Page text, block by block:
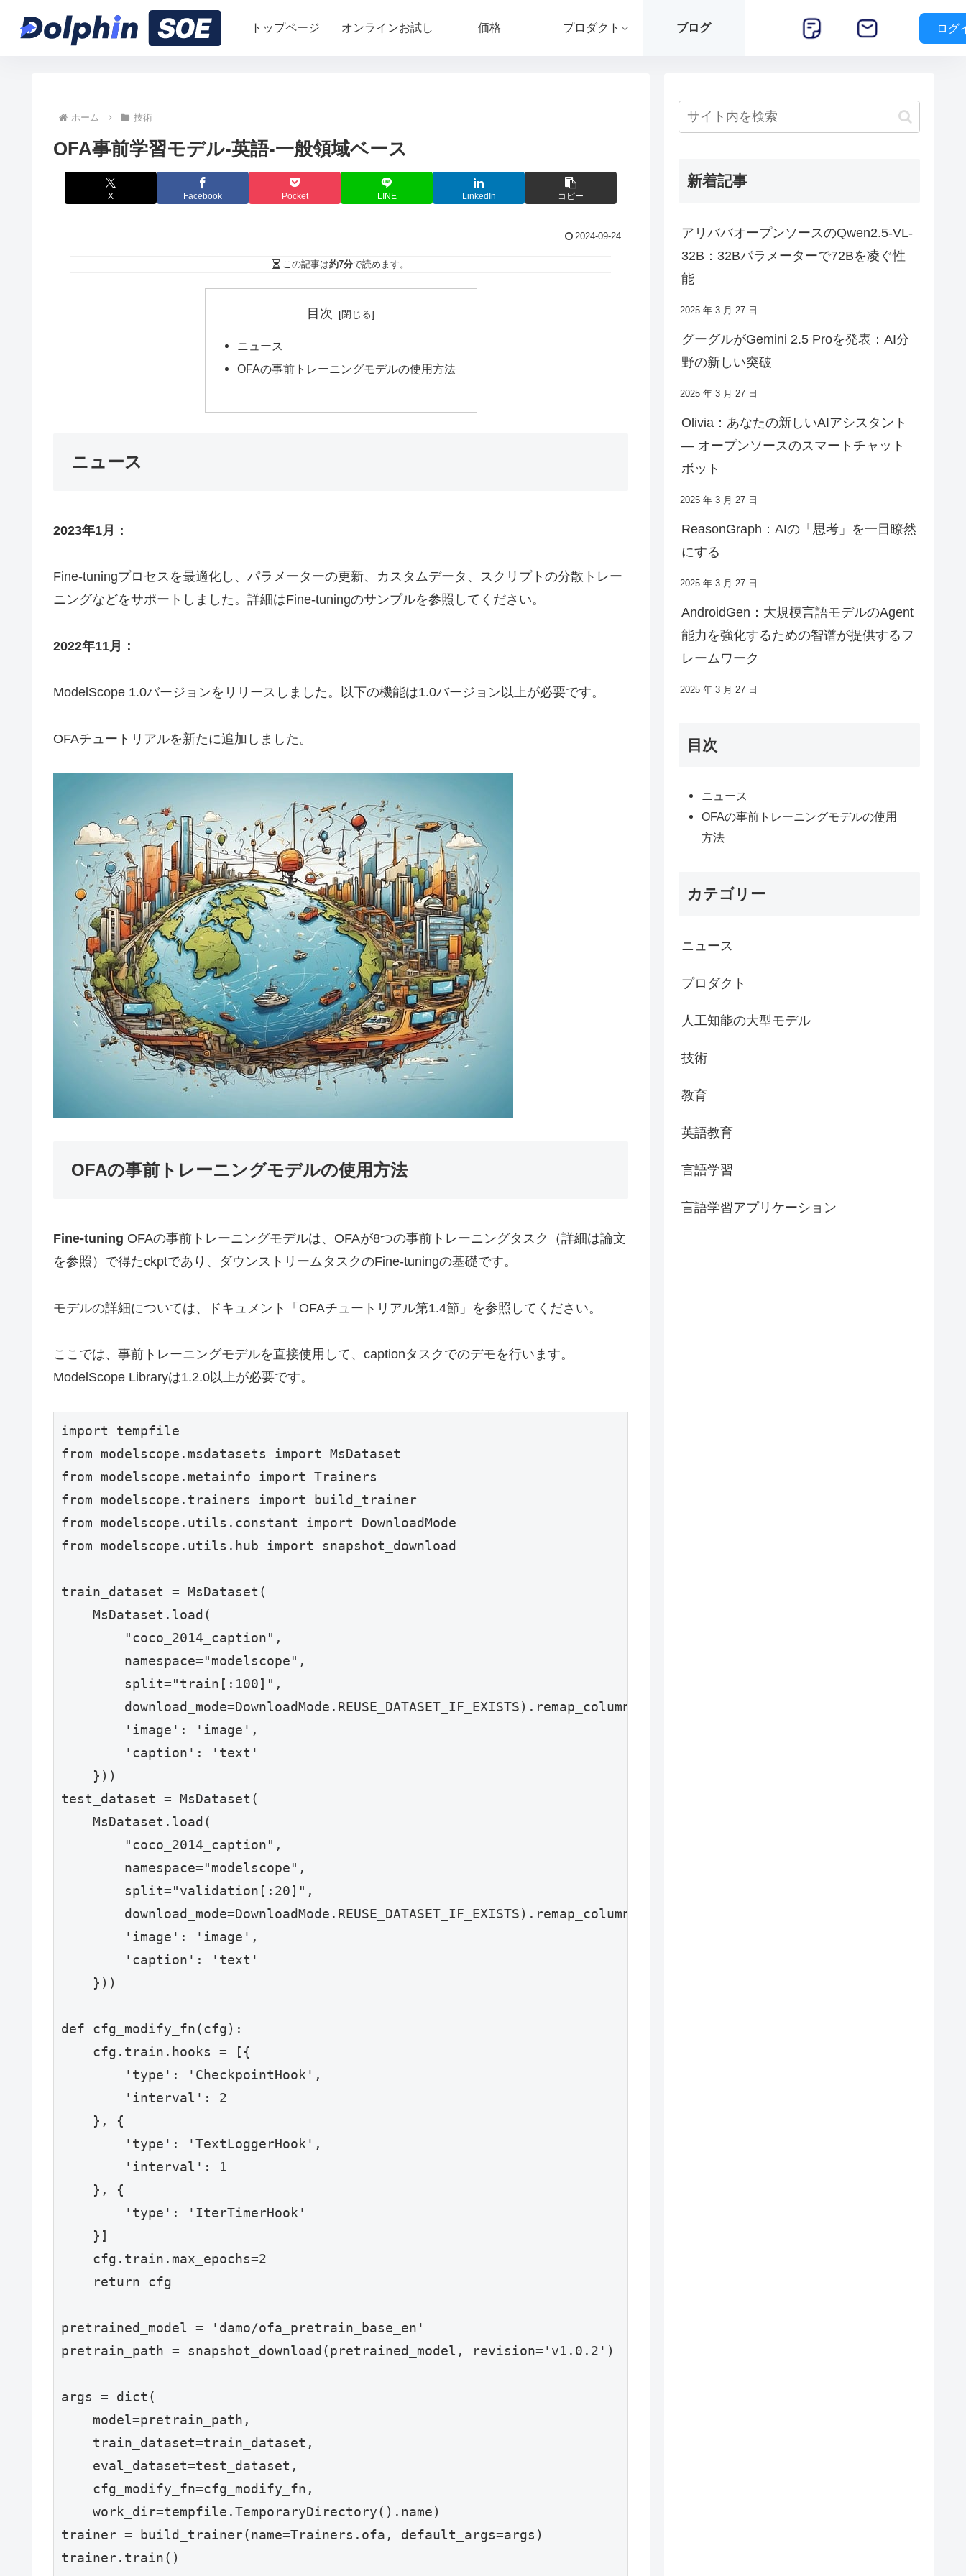
トップページ オンラインお試し 価格 プロダクト ブログ ログ
ホーム 技術
OFA事前学習モデル-英語-一般領域ベース
X Facebook Pocket LINE LinkedIn コピー
2024-09-24
この記事は約7分で読めます。
目次
ニュース
OFAの事前トレーニングモデルの使用方法
ニュース
2023年1月：
Fine-tuningプロセスを最適化し、パラメーターの更新、カスタムデータ、スクリプトの分散トレー
ニングなどをサポートしました。詳細はFine-tuningのサンプルを参照してください。
2022年11月：
ModelScope 1.0バージョンをリリースしました。以下の機能は1.0バージョン以上が必要です。
OFAチュートリアルを新たに追加しました。
OFAの事前トレーニングモデルの使用方法
Fine-tuning OFAの事前トレーニングモデルは、OFAが8つの事前トレーニングタスク（詳細は論文
を参照）で得たckptであり、ダウンストリームタスクのFine-tuningの基礎です。
モデルの詳細については、ドキュメント「OFAチュートリアル第1.4節」を参照してください。
ここでは、事前トレーニングモデルを直接使用して、captionタスクでのデモを行います。
ModelScope Libraryは1.2.0以上が必要です。
import tempfile
from modelscope.msdatasets import MsDataset
from modelscope.metainfo import Trainers
from modelscope.trainers import build_trainer
from modelscope.utils.constant import DownloadMode
from modelscope.utils.hub import snapshot_download
train_dataset = MsDataset(
    MsDataset.load(
        "coco_2014_caption",
        namespace="modelscope",
        split="train[:100]",
        download_mode=DownloadMode.REUSE_DATASET_IF_EXISTS).remap_columns({
        'image': 'image',
        'caption': 'text'
    }))
test_dataset = MsDataset(
    MsDataset.load(
        "coco_2014_caption",
        namespace="modelscope",
        split="validation[:20]",
        download_mode=DownloadMode.REUSE_DATASET_IF_EXISTS).remap_columns({
        'image': 'image',
        'caption': 'text'
    }))
def cfg_modify_fn(cfg):
    cfg.train.hooks = [{
        'type': 'CheckpointHook',
        'interval': 2
    }, {
        'type': 'TextLoggerHook',
        'interval': 1
    }, {
        'type': 'IterTimerHook'
    }]
    cfg.train.max_epochs=2
    return cfg
pretrained_model = 'damo/ofa_pretrain_base_en'
pretrain_path = snapshot_download(pretrained_model, revision='v1.0.2')
args = dict(
    model=pretrain_path,
    train_dataset=train_dataset,
    eval_dataset=test_dataset,
    cfg_modify_fn=cfg_modify_fn,
    work_dir=tempfile.TemporaryDirectory().name)
trainer = build_trainer(name=Trainers.ofa, default_args=args)
trainer.train()
新着記事
アリババオープンソースのQwen2.5-VL-
32B：32Bパラメーターで72Bを凌ぐ性
能
2025 年 3 月 27 日
グーグルがGemini 2.5 Proを発表：AI分
野の新しい突破
2025 年 3 月 27 日
Olivia：あなたの新しいAIアシスタント
— オープンソースのスマートチャット
ボット
2025 年 3 月 27 日
ReasonGraph：AIの「思考」を一目瞭然
にする
2025 年 3 月 27 日
AndroidGen：大規模言語モデルのAgent
能力を強化するための智谱が提供するフ
レームワーク
2025 年 3 月 27 日
目次
ニュース
OFAの事前トレーニングモデルの使用
方法
カテゴリー
ニュース
プロダクト
人工知能の大型モデル
技術
教育
英語教育
言語学習
言語学習アプリケーション